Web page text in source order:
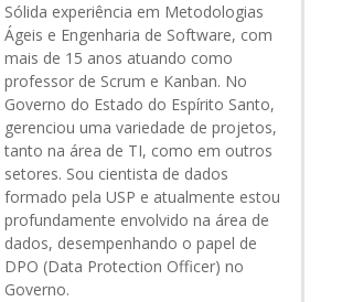
Sólida experiência em Metodologias
Ágeis e Engenharia de Software, com
mais de 15 anos atuando como
professor de Scrum e Kanban. No
Governo do Estado do Espírito Santo,
gerenciou uma variedade de projetos,
tanto na área de TI, como em outros
setores. Sou cientista de dados
formado pela USP e atualmente estou
profundamente envolvido na área de
dados, desempenhando o papel de
DPO (Data Protection Officer) no
Governo.